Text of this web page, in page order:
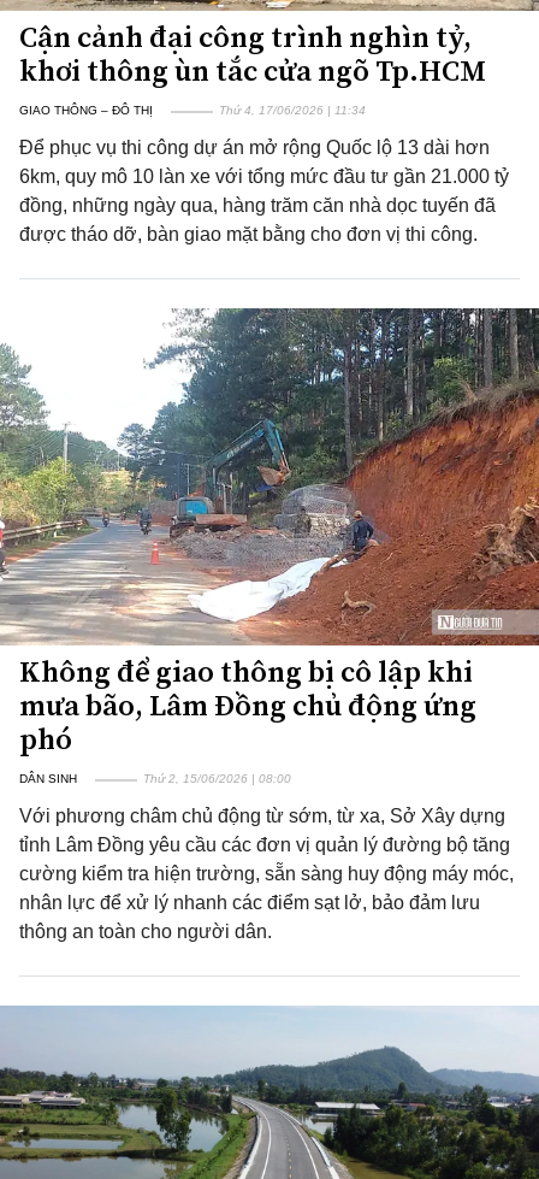
Cận cảnh đại công trình nghìn tỷ,
khơi thông ùn tắc cửa ngõ Tp.HCM
GIAO THÔNG – ĐÔ THỊ Thứ 4, 17/06/2026 | 11:34
Để phục vụ thi công dự án mở rộng Quốc lộ 13 dài hơn
6km, quy mô 10 làn xe với tổng mức đầu tư gần 21.000 tỷ
đồng, những ngày qua, hàng trăm căn nhà dọc tuyến đã
được tháo dỡ, bàn giao mặt bằng cho đơn vị thi công.
Không để giao thông bị cô lập khi
mưa bão, Lâm Đồng chủ động ứng
phó
DÂN SINH Thứ 2, 15/06/2026 | 08:00
Với phương châm chủ động từ sớm, từ xa, Sở Xây dựng
tỉnh Lâm Đồng yêu cầu các đơn vị quản lý đường bộ tăng
cường kiểm tra hiện trường, sẵn sàng huy động máy móc,
nhân lực để xử lý nhanh các điểm sạt lở, bảo đảm lưu
thông an toàn cho người dân.